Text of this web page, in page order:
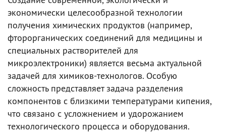
экономически целесообразной технологии
получения химических продуктов (например,
фторорганических соединений для медицины и
специальных растворителей для
микроэлектроники) является весьма актуальной
задачей для химиков-технологов. Особую
сложность представляет задача разделения
компонентов с близкими температурами кипения,
что связано с усложнением и удорожанием
технологического процесса и оборудования.